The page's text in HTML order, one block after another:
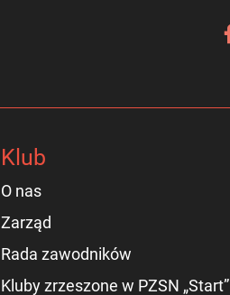
Klub
O nas
Zarząd
Rada zawodników
Kluby zrzeszone w PZSN „Start”